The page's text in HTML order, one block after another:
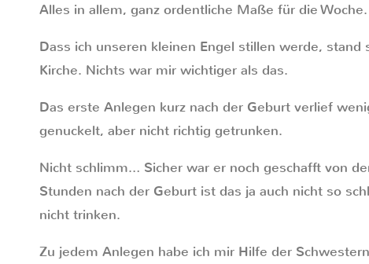
Alles in allem, ganz ordentliche Maße für die Woche.
Dass ich unseren kleinen Engel stillen werde,
Kirche. Nichts war mir wichtiger als das.
Das erste Anlegen kurz nach der Geburt verlief
genuckelt, aber nicht richtig getrunken.
Nicht schlimm… Sicher war er noch geschafft von
Stunden nach der Geburt ist das ja auch nicht so
nicht trinken.
Zu jedem Anlegen habe ich mir Hilfe der